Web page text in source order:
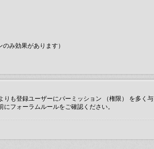
み効果があります）
も登録ユーザーにパーミッション （権限） を多
フォーラムルールをご確認ください。